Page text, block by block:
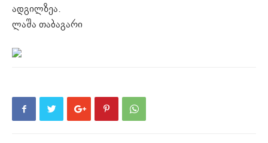
ადგილზეა.
ლაშა თაბაგარი